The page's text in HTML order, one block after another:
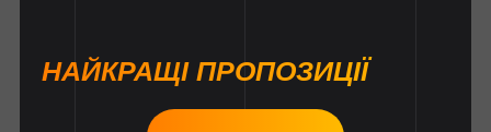
НАЙКРАЩІ ПРОПОЗИЦІЇ